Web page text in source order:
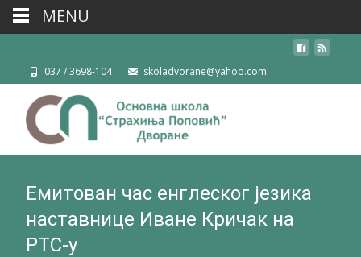
037 / 3698-104 skoladvorane@yahoo.com
Емитован час енглеског језика
наставнице Иване Кричак на
РТС-у
MENU